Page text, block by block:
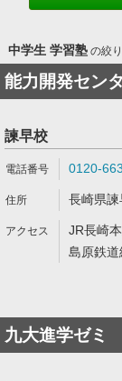
中学生 学習塾の絞
能力開発セン
諫早校
0120-
長崎県
JR長崎
島原鉄
九大進学ゼミ